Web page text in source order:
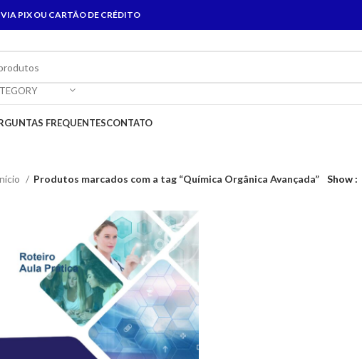
PIX OU CARTÃO DE CRÉDITO
FREQUENTESCONTATO
Produtos marcados com a tag “Química Orgânica Avançada” Show